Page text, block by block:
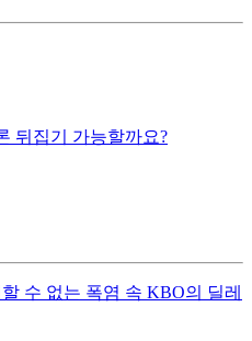
뒤집기 가능할까요?
수 없는 폭염 속 KBO의 딜레